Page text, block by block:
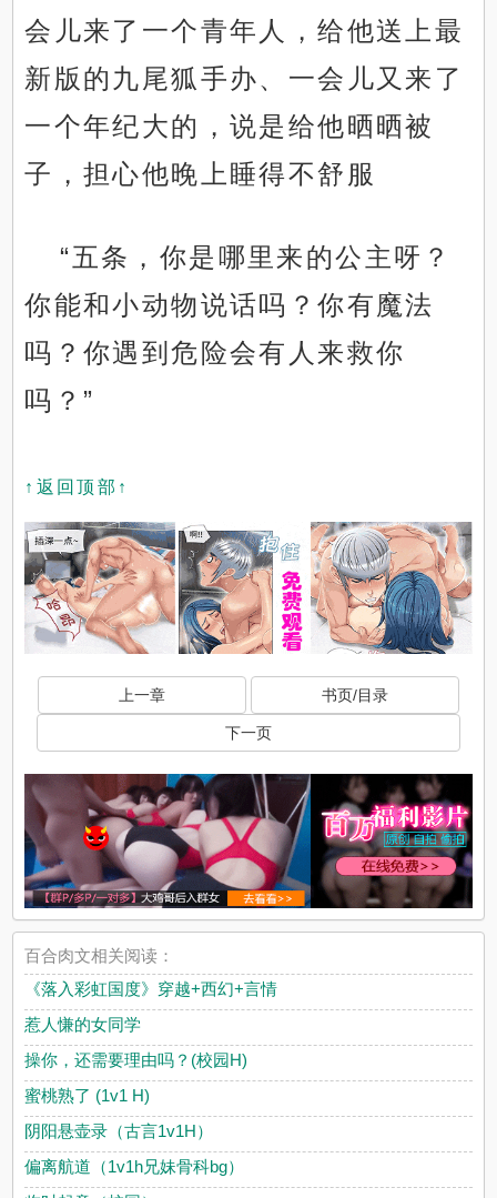
会儿来了一个青年人，给他送上最
新版的九尾狐手办、一会儿又来了
一个年纪大的，说是给他晒晒被
子，担心他晚上睡得不舒服
“五条，你是哪里来的公主呀？
你能和小动物说话吗？你有魔法
吗？你遇到危险会有人来救你
吗？”
↑返回顶部↑
上一章 书页/目录
下一页
百合肉文相关阅读：
《落入彩虹国度》穿越+西幻+言情
惹人慊的女同学
操你，还需要理由吗？(校园H)
蜜桃熟了 (1v1 H)
阴阳悬壶录（古言1v1H）
偏离航道（1v1h兄妹骨科bg）